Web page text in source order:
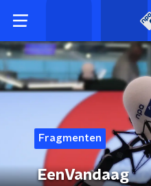
Fragmenten
EenVandaag